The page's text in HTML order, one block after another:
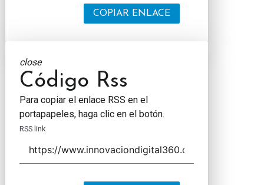
COPIAR ENLACE
close
Código Rss
Para copiar el enlace RSS en el
portapapeles, haga clic en el botón.
RSS link